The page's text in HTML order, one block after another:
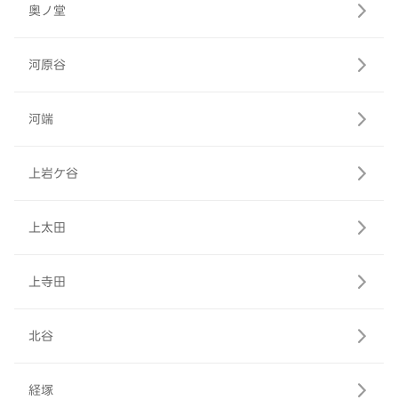
奥ノ堂
河原谷
河端
上岩ケ谷
上太田
上寺田
北谷
経塚